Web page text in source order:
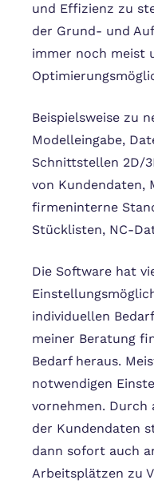
und Effizienz zu
der Grund- und
immer noch meist
Beispielsweise zu
Modelleingabe,
Schnittstellen 2D/
von Kundendaten,
firmeninterne
Stücklisten, NC-
Die Software hat
individuellen
meiner Beratung
Bedarf heraus.
notwendigen
vornehmen. Durch
der Kundendaten
dann sofort auch
Arbeitsplätzen zu